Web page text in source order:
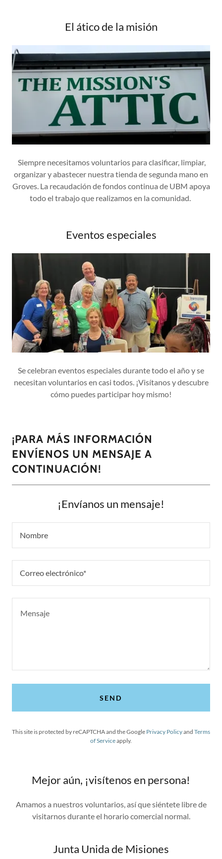
El ático de la misión
Siempre necesitamos voluntarios para clasificar, limpiar,
organizar y abastecer nuestra tienda de segunda mano en
Groves. La recaudación de fondos continua de UBM apoya
todo el trabajo que realizamos en la comunidad.
Eventos especiales
Se celebran eventos especiales durante todo el año y se
necesitan voluntarios en casi todos. ¡Visítanos y descubre
cómo puedes participar hoy mismo!
¡PARA MÁS INFORMACIÓN
ENVÍENOS UN MENSAJE A
CONTINUACIÓN!
¡Envíanos un mensaje!
Nombre
Correo electrónico*
SEND
This site is protected by reCAPTCHA and the Google Privacy Policyand Terms
of Serviceapply.
Mejor aún, ¡visítenos en persona!
Amamos a nuestros voluntarios, así que siéntete libre de
visitarnos durante el horario comercial normal.
Junta Unida de Misiones